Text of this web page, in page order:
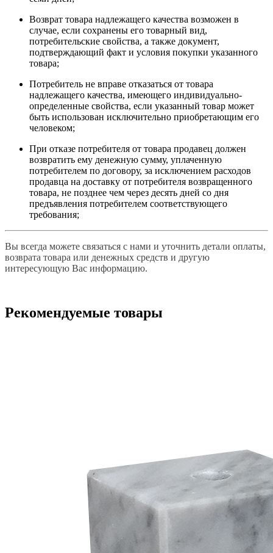
Возврат товара надлежащего качества возможен в
случае, если сохранены его товарный вид,
потребительские свойства, а также документ,
подтверждающий факт и условия покупки указанного
товара;
Потребитель не вправе отказаться от товара
надлежащего качества, имеющего индивидуально-
определенные свойства, если указанный товар может
быть использован исключительно приобретающим его
человеком;
При отказе потребителя от товара продавец должен
возвратить ему денежную сумму, уплаченную
потребителем по договору, за исключением расходов
продавца на доставку от потребителя возвращенного
товара, не позднее чем через десять дней со дня
предъявления потребителем соответствующего
требования;
Вы всегда можете связаться с нами и уточнить детали оплаты,
возврата товара или денежных средств и другую
интересующую Вас информацию.
Рекомендуемые товары